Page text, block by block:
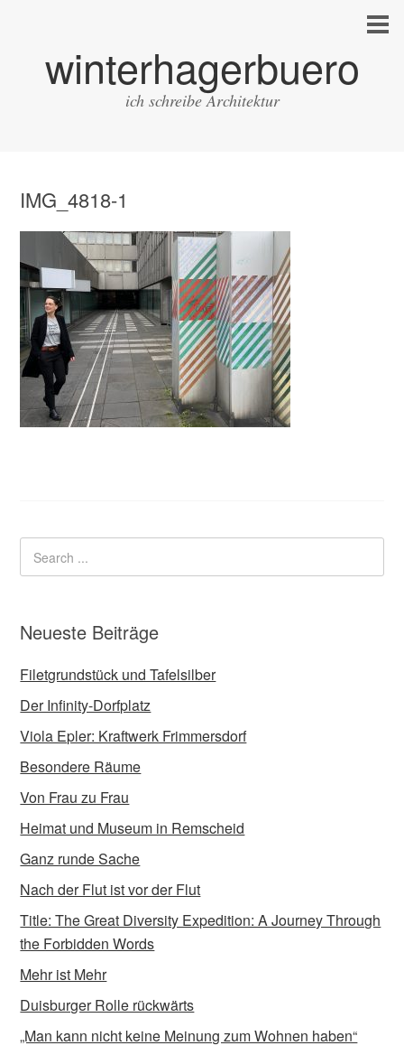
winterhagerbuero
ich schreibe Architektur
IMG_4818-1
Neueste Beiträge
Filetgrundstück und Tafelsilber
Der Infinity-Dorfplatz
Viola Epler: Kraftwerk Frimmersdorf
Besondere Räume
Von Frau zu Frau
Heimat und Museum in Remscheid
Ganz runde Sache
Nach der Flut ist vor der Flut
Title: The Great Diversity Expedition: A Journey Through
the Forbidden Words
Mehr ist Mehr
Duisburger Rolle rückwärts
„Man kann nicht keine Meinung zum Wohnen haben“